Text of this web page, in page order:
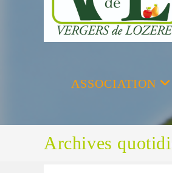
ASSOCIATION
Archives